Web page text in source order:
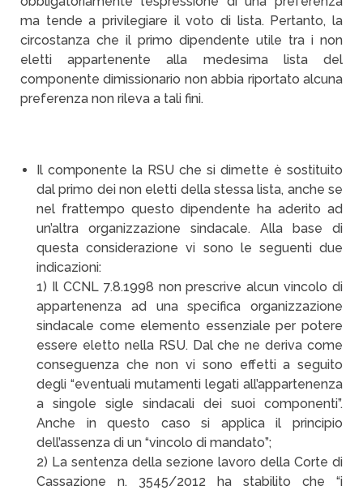
ma tende a privilegiare il voto di lista. Pertanto, la
circostanza che il primo dipendente utile tra i non
eletti appartenente alla medesima lista del
componente dimissionario non abbia riportato alcuna
preferenza non rileva a tali fini.
Il componente la RSU che si dimette è sostituito
dal primo dei non eletti della stessa lista, anche se
nel frattempo questo dipendente ha aderito ad
un’altra organizzazione sindacale. Alla base di
questa considerazione vi sono le seguenti due
indicazioni:
1) Il CCNL 7.8.1998 non prescrive alcun vincolo di
appartenenza ad una specifica organizzazione
sindacale come elemento essenziale per potere
essere eletto nella RSU. Dal che ne deriva come
conseguenza che non vi sono effetti a seguito
degli “eventuali mutamenti legati all’appartenenza
a singole sigle sindacali dei suoi componenti”.
Anche in questo caso si applica il principio
dell’assenza di un “vincolo di mandato”;
2) La sentenza della sezione lavoro della Corte di
Cassazione n. 3545/2012 ha stabilito che “i